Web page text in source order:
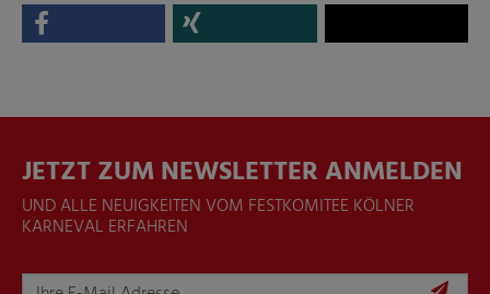
JETZT ZUM NEWSLETTER ANMELDEN
UND ALLE NEUIGKEITEN VOM FESTKOMITEE KÖLNER
KARNEVAL ERFAHREN